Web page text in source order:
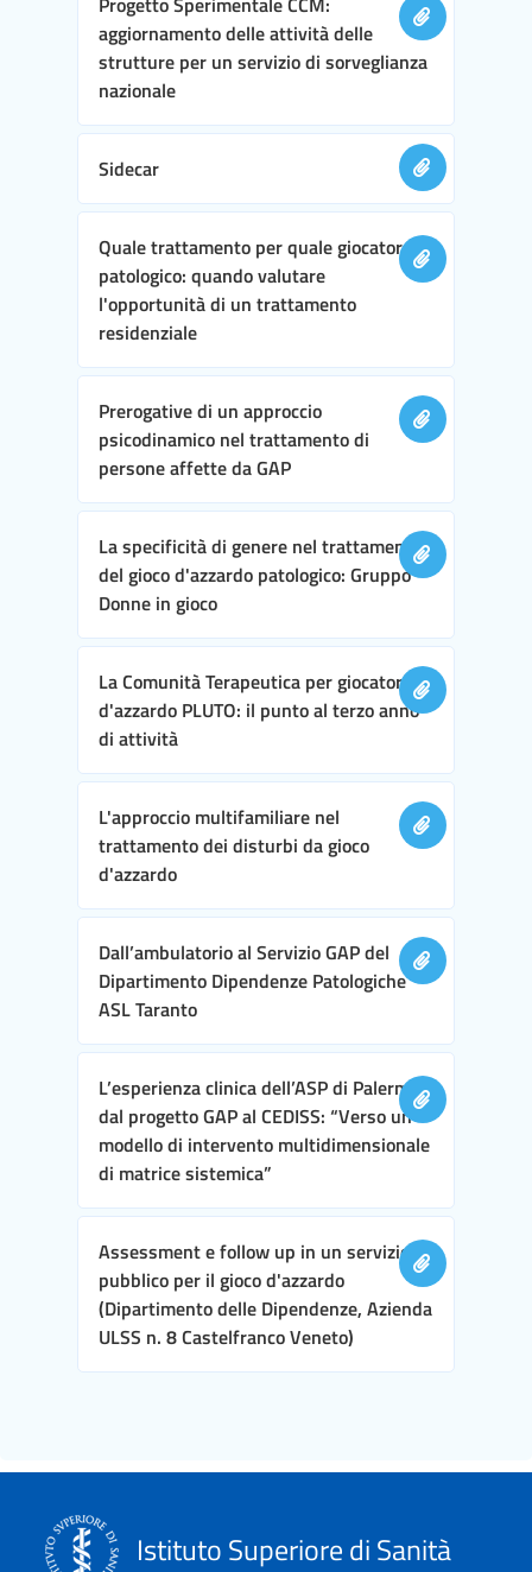
aggiornamento delle attività delle
strutture per un servizio di sorveglianza
nazionale
Sidecar
Quale trattamento per quale giocatore
patologico: quando valutare
l'opportunità di un trattamento
residenziale
Prerogative di un approccio
psicodinamico nel trattamento di
persone affette da GAP
La specificità di genere nel trattamento
del gioco d'azzardo patologico: Gruppo
Donne in gioco
La Comunità Terapeutica per giocatori
d'azzardo PLUTO: il punto al terzo anno
di attività
L'approccio multifamiliare nel
trattamento dei disturbi da gioco
d'azzardo
Dall’ambulatorio al Servizio GAP del
Dipartimento Dipendenze Patologiche
ASL Taranto
L’esperienza clinica dell’ASP di Palermo,
dal progetto GAP al CEDISS: “Verso un
modello di intervento multidimensionale
di matrice sistemica”
Assessment e follow up in un servizio
pubblico per il gioco d'azzardo
(Dipartimento delle Dipendenze, Azienda
ULSS n. 8 Castelfranco Veneto)
Istituto Superiore di Sanità